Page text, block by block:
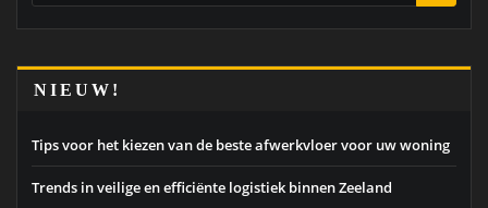
NIEUW!
Tips voor het kiezen van de beste afwerkvloer voor uw woning
Trends in veilige en efficiënte logistiek binnen Zeeland